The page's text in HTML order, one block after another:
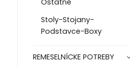
Stoly-Stojany-
Podstavce-Boxy
REMESELNÍCKE POTREBY